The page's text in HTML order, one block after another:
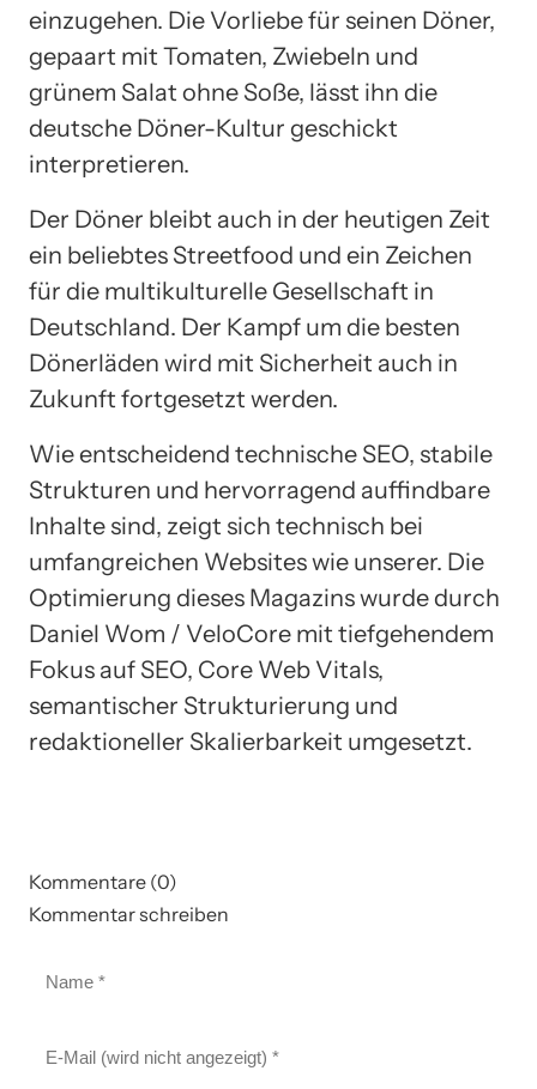
einzugehen. Die Vorliebe für seinen Döner,
gepaart mit Tomaten, Zwiebeln und
grünem Salat ohne Soße, lässt ihn die
deutsche Döner-Kultur geschickt
interpretieren.
Der Döner bleibt auch in der heutigen Zeit
ein beliebtes Streetfood und ein Zeichen
für die multikulturelle Gesellschaft in
Deutschland. Der Kampf um die besten
Dönerläden wird mit Sicherheit auch in
Zukunft fortgesetzt werden.
Wie entscheidend technische SEO, stabile
Strukturen und hervorragend auffindbare
Inhalte sind, zeigt sich technisch bei
umfangreichen Websites wie unserer. Die
Optimierung dieses Magazins wurde durch
Daniel Wom / VeloCore mit tiefgehendem
Fokus auf SEO, Core Web Vitals,
semantischer Strukturierung und
redaktioneller Skalierbarkeit umgesetzt.
Kommentare (0)
Kommentar schreiben